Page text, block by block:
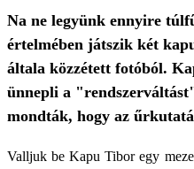
Na ne legyünk ennyire
értelmében játszik két
általa közzétett fotóból.
ünnepli a
mondták, hogy az
Valljuk be Kapu Tibor egy